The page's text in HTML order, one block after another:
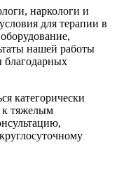
наркологи и
для терапии в
нашей работы
благодарных
категорически
к тяжелым